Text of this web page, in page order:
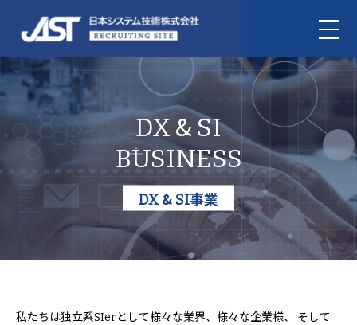
DX & SI
BUSINESS
DX & SI事業
私たちは独立系SIerとして様々な業界、様々な企業様、
そして